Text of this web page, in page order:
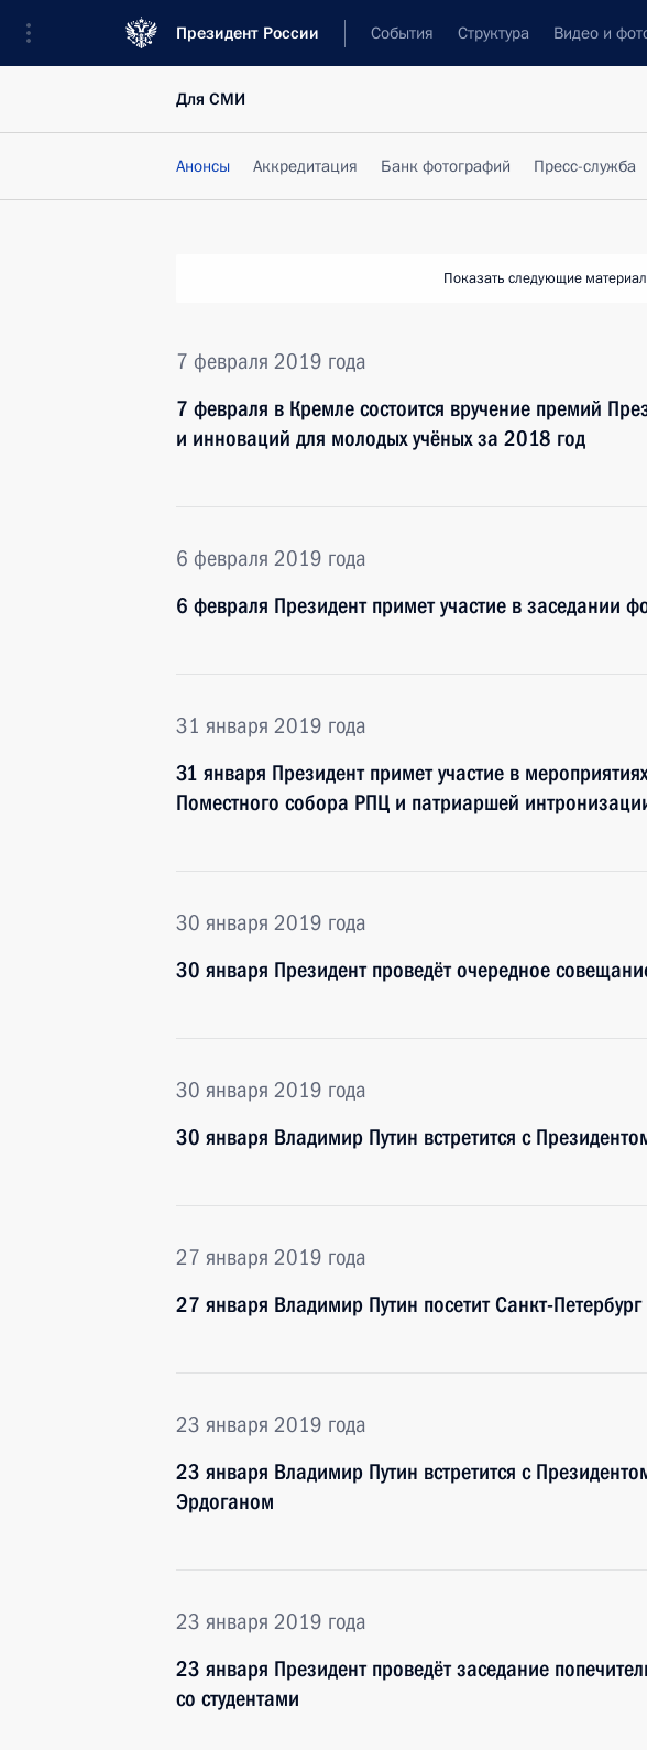
Президент России События Структура Видео и
Для СМИ
Анонсы Аккредитация Банк фотографий Пресс-служба
Показать следующие
7 февраля 2019 года
7 февраля в Кремле состоится вручение премий
и инноваций для молодых учёных за 2018 год
6 февраля 2019 года
6 февраля Президент примет участие в заседании
31 января 2019 года
31 января Президент примет участие в
Поместного собора РПЦ и патриаршей
30 января 2019 года
30 января Президент проведёт очередное
30 января 2019 года
30 января Владимир Путин встретится с
27 января 2019 года
27 января Владимир Путин посетит Санкт-Петербург
23 января 2019 года
23 января Владимир Путин встретится с
Эрдоганом
23 января 2019 года
23 января Президент проведёт заседание
со студентами